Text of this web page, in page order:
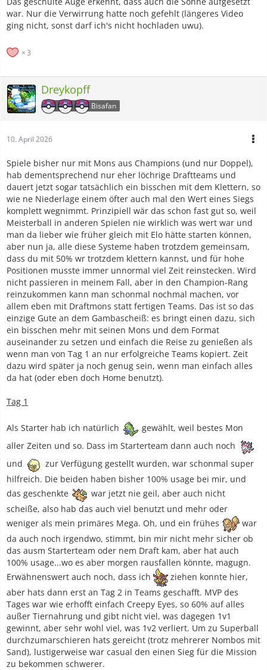
war. Nur die Verwirrung hatte noch gefehlt (längeres Video
ging nicht, sonst darf ich's nicht hochladen uwu).
3
Dreykopff
Bisafan
10. April 2026
Spiele bisher nur mit Mons aus Champions (und nur Doppel),
hab dementsprechend nur eher löchrige Draftteams und
dauert jetzt sogar tatsächlich ein bisschen mit dem Klettern, so
wie ne Niederlage einem öfter auch mal den Wert eines Siegs
komplett wegnimmt. Prinzipiell wär das schon fast gut so, weil
Meisterball in anderen Spielen nie wirklich was wert war und
man da lieber wie früher gleich mit Elo hätte starten können,
aber nun ja, alle diese Systeme haben trotzdem gemeinsam,
dass du mit 50% wr trotzdem klettern kannst, und für hohe
Positionen musste immer unnormal viel Zeit reinstecken. Wird
nicht passieren in meinem Fall, aber in den Champion-Rang
reinzukommen kann man schonmal nochmal machen, vor
allem eben mit Draftmons statt fertigen Teams. Das ist so das
einzige Gute an dem Gambascheiß: es bringt einen dazu, sich
ein bisschen mehr mit seinen Mons und dem Format
auseinander zu setzen und einfach die Reise zu genießen als
wenn man von Tag 1 an nur erfolgreiche Teams kopiert. Zeit
dazu wird später ja noch genug sein, wenn man einfach alles
da hat (oder eben doch Home benutzt).
Tag 1
Als Starter hab ich natürlich
gewählt, weil bestes Mon
aller Zeiten und so. Dass im Starterteam dann auch noch
und
zur Verfügung gestellt wurden, war schonmal super
hilfreich. Die beiden haben bisher 100% usage bei mir, und
das geschenkte
war jetzt nie geil, aber auch nicht
scheiße, also hab das auch viel benutzt und mehr oder
weniger als mein primäres Mega. Oh, und ein frühes
war
da auch noch irgendwo, stimmt, bin mir nicht mehr sicher ob
das ausm Starterteam oder nem Draft kam, aber hat auch
100% usage...wo es aber morgen rausfallen könnte, magugn.
Erwähnenswert auch noch, dass ich
ziehen konnte hier,
aber hats dann erst an Tag 2 in Teams geschafft. MVP des
Tages war wie erhofft einfach Creepy Eyes, so 60% auf alles
außer Tiernahrung und gibt nicht viel, was dagegen 1v1
gewinnt, aber sehr wohl viel, was 1v2 verliert. Um zu Superball
durchzumarschieren hats gereicht (trotz mehrerer Nombos mit
Sand), lustigerweise war casual den einen Sieg für die Mission
zu bekommen schwerer.